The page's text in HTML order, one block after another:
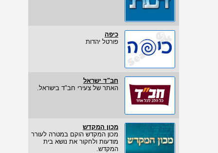
כיפה
פורטל יהדות
חב"ד ישראל
האתר של צעירי חב"ד בישראל.
מכון המקדש
מכון המקדש הוקם במטרה לעורר
מודעות ולחקור את נושא בית
המקדש.